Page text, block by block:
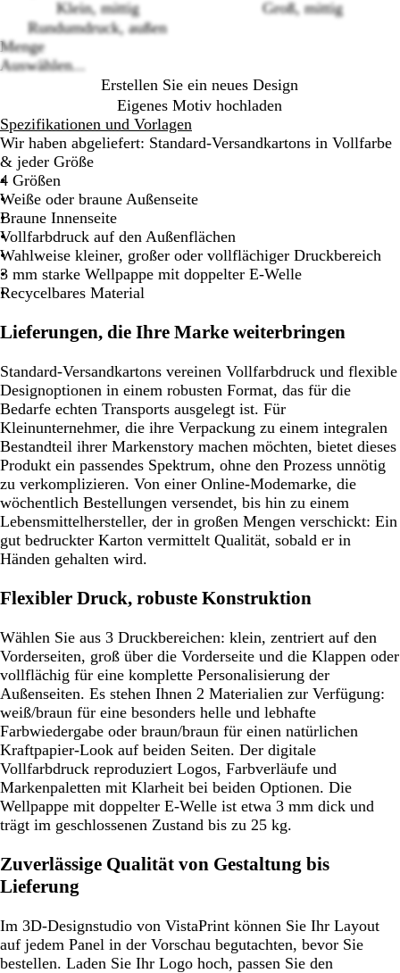
Klein, mittig
Groß, mittig
Rundumdruck, außen
Menge
Auswählen...
Erstellen Sie ein neues Design
Eigenes Motiv hochladen
Spezifikationen und Vorlagen
Wir haben abgeliefert: Standard-Versandkartons in Vollfarbe
& jeder Größe
4 Größen
Weiße oder braune Außenseite
Braune Innenseite
Vollfarbdruck auf den Außenflächen
Wahlweise kleiner, großer oder vollflächiger Druckbereich
3 mm starke Wellpappe mit doppelter E-Welle
Recycelbares Material
Lieferungen, die Ihre Marke weiterbringen
Standard-Versandkartons vereinen Vollfarbdruck und flexible
Designoptionen in einem robusten Format, das für die
Bedarfe echten Transports ausgelegt ist. Für
Kleinunternehmer, die ihre Verpackung zu einem integralen
Bestandteil ihrer Markenstory machen möchten, bietet dieses
Produkt ein passendes Spektrum, ohne den Prozess unnötig
zu verkomplizieren. Von einer Online-Modemarke, die
wöchentlich Bestellungen versendet, bis hin zu einem
Lebensmittelhersteller, der in großen Mengen verschickt: Ein
gut bedruckter Karton vermittelt Qualität, sobald er in
Händen gehalten wird.
Flexibler Druck, robuste Konstruktion
Wählen Sie aus 3 Druckbereichen: klein, zentriert auf den
Vorderseiten, groß über die Vorderseite und die Klappen oder
vollflächig für eine komplette Personalisierung der
Außenseiten. Es stehen Ihnen 2 Materialien zur Verfügung:
weiß/braun für eine besonders helle und lebhafte
Farbwiedergabe oder braun/braun für einen natürlichen
Kraftpapier-Look auf beiden Seiten. Der digitale
Vollfarbdruck reproduziert Logos, Farbverläufe und
Markenpaletten mit Klarheit bei beiden Optionen. Die
Wellpappe mit doppelter E-Welle ist etwa 3 mm dick und
trägt im geschlossenen Zustand bis zu 25 kg.
Zuverlässige Qualität von Gestaltung bis
Lieferung
Im 3D-Designstudio von VistaPrint können Sie Ihr Layout
auf jedem Panel in der Vorschau begutachten, bevor Sie
bestellen. Laden Sie Ihr Logo hoch, passen Sie den